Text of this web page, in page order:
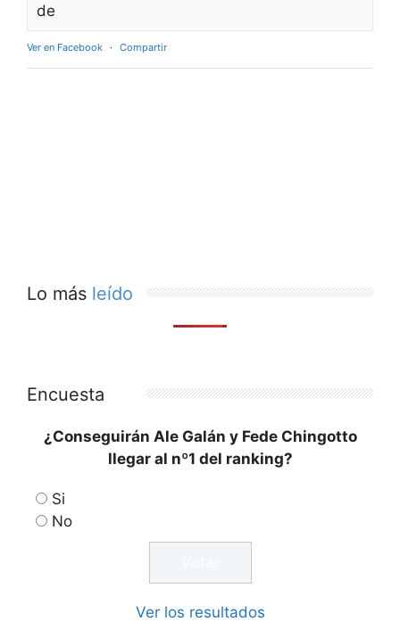
de
Ver en Facebook · Compartir
Lo más leído
Encuesta
¿Conseguirán Ale Galán y Fede Chingotto
llegar al nº1 del ranking?
Si
No
Ver los resultados